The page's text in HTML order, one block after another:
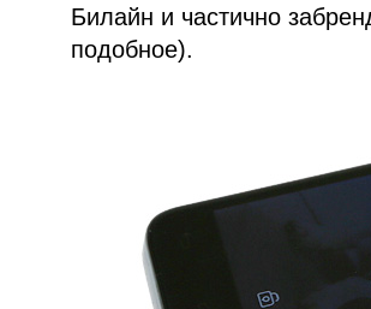
Билайн и частично
подобное).